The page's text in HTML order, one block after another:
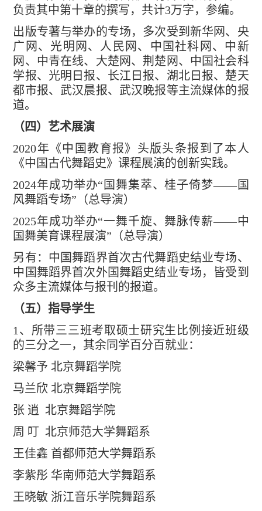
负责其中第十章的撰写，共计3万字，参编。
出版专著与举办的专场，多次受到新华网、央
广网、光明网、人民网、中国社科网、中新
网、中青在线、大楚网、荆楚网、中国社会科
学报、光明日报、长江日报、湖北日报、楚天
都市报、武汉晨报、武汉晚报等主流媒体的报
道。
（四）艺术展演
2020年《中国教育报》头版头条报到了本人
《中国古代舞蹈史》课程展演的创新实践。
2024年成功举办“国舞集萃、桂子倚梦——国
风舞蹈专场”（总导演）
2025年成功举办“一舞千旋、舞脉传薪——中
国舞美育课程展演”（总导演）
另有：中国舞蹈界首次古代舞蹈史结业专场、
中国舞蹈界首次外国舞蹈史结业专场，皆受到
众多主流媒体与报刊的报道。
（五）指导学生
1 、所带三三班考取硕士研究生比例接近班级
的三分之一，其余同学百分百就业：
梁馨予 北京舞蹈学院
马兰欣 北京舞蹈学院
张 逍 北京舞蹈学院
周 叮 北京师范大学舞蹈系
王佳鑫 首都师范大学舞蹈系
李紫彤 华南师范大学舞蹈系
王晓敏 浙江音乐学院舞蹈系